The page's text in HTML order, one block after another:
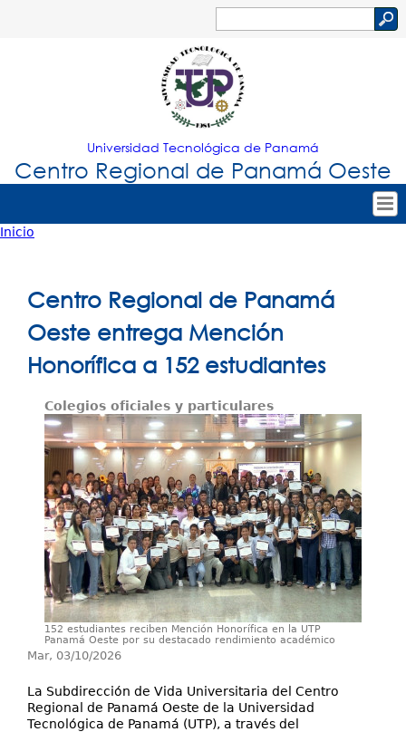
Jump to navigation
de
búsqueda
Universidad Tecnológica de Panamá
Centro Regional de Panamá Oeste
Tropical
Principal
Admisión
Oferta Académica
Estudiantes
Investigación
Servicios
está
aquí
Inicio
Centro Regional de Panamá
Oeste entrega Mención
Honorífica a 152 estudiantes
Colegios oficiales y particulares
152 estudiantes reciben Mención Honorífica en la UTP
Panamá Oeste por su destacado rendimiento académico
Mar, 03/10/2026
La Subdirección de Vida Universitaria del Centro
Regional de Panamá Oeste de la Universidad
Tecnológica de Panamá (UTP), a través del